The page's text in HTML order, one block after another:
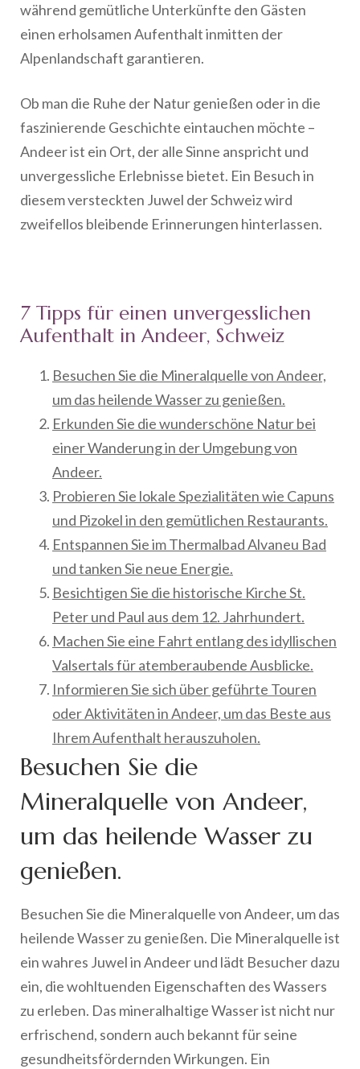
während gemütliche Unterkünfte den Gästen
einen erholsamen Aufenthalt inmitten der
Alpenlandschaft garantieren.
Ob man die Ruhe der Natur genießen oder in die
faszinierende Geschichte eintauchen möchte –
Andeer ist ein Ort, der alle Sinne anspricht und
unvergessliche Erlebnisse bietet. Ein Besuch in
diesem versteckten Juwel der Schweiz wird
zweifellos bleibende Erinnerungen hinterlassen.
7 Tipps für einen unvergesslichen
Aufenthalt in Andeer, Schweiz
Besuchen Sie die Mineralquelle von Andeer,
um das heilende Wasser zu genießen.
Erkunden Sie die wunderschöne Natur bei
einer Wanderung in der Umgebung von
Andeer.
Probieren Sie lokale Spezialitäten wie Capuns
und Pizokel in den gemütlichen Restaurants.
Entspannen Sie im Thermalbad Alvaneu Bad
und tanken Sie neue Energie.
Besichtigen Sie die historische Kirche St.
Peter und Paul aus dem 12. Jahrhundert.
Machen Sie eine Fahrt entlang des idyllischen
Valsertals für atemberaubende Ausblicke.
Informieren Sie sich über geführte Touren
oder Aktivitäten in Andeer, um das Beste aus
Ihrem Aufenthalt herauszuholen.
Besuchen Sie die
Mineralquelle von Andeer,
um das heilende Wasser zu
genießen.
Besuchen Sie die Mineralquelle von Andeer, um das
heilende Wasser zu genießen. Die Mineralquelle ist
ein wahres Juwel in Andeer und lädt Besucher dazu
ein, die wohltuenden Eigenschaften des Wassers
zu erleben. Das mineralhaltige Wasser ist nicht nur
erfrischend, sondern auch bekannt für seine
gesundheitsfördernden Wirkungen. Ein